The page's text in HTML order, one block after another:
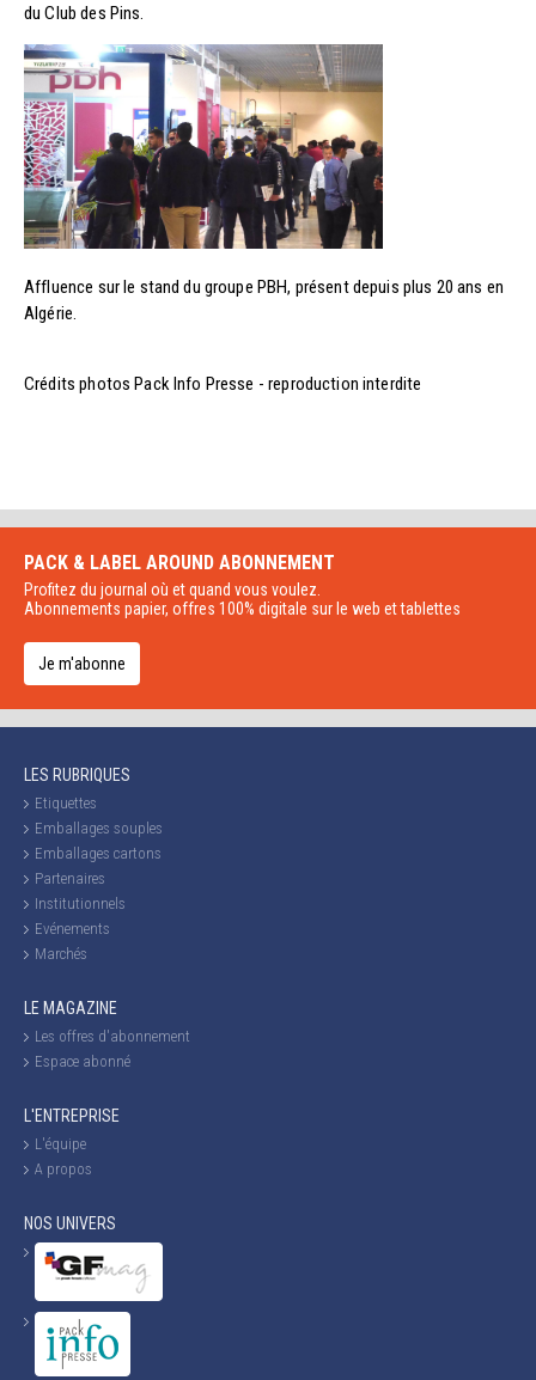
du Club des Pins.
Affluence sur le stand du groupe PBH, présent depuis plus 20 ans en
Algérie.
Crédits photos Pack Info Presse - reproduction interdite
PACK & LABEL AROUND ABONNEMENT
Profitez du journal où et quand vous voulez.
Abonnements papier, offres 100% digitale sur le web et tablettes
Je m'abonne
LES RUBRIQUES
Etiquettes
Emballages souples
Emballages cartons
Partenaires
Institutionnels
Evénements
Marchés
LE MAGAZINE
Les offres d'abonnement
Espace abonné
L'ENTREPRISE
L'équipe
A propos
NOS UNIVERS